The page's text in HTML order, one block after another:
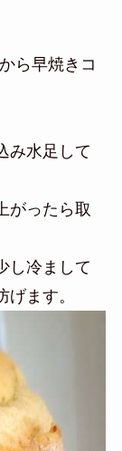
ら早焼きコ
み水足して
がったら取
し冷まして
ます。